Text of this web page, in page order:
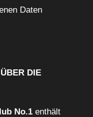
Daten
DIE
No.1enthält